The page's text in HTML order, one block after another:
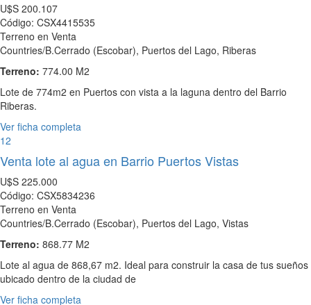
U$S 200.107
Código: CSX4415535
Terreno en Venta
Countries/B.Cerrado (Escobar), Puertos del Lago, Riberas
Terreno: 774.00 M2
Lote de 774m2 en Puertos con vista a la laguna dentro del Barrio
Riberas.
Ver ficha completa
12
Venta lote al agua en Barrio Puertos Vistas
U$S 225.000
Código: CSX5834236
Terreno en Venta
Countries/B.Cerrado (Escobar), Puertos del Lago, Vistas
Terreno: 868.77 M2
Lote al agua de 868,67 m2. Ideal para construir la casa de tus sueños
ubicado dentro de la ciudad de
Ver ficha completa